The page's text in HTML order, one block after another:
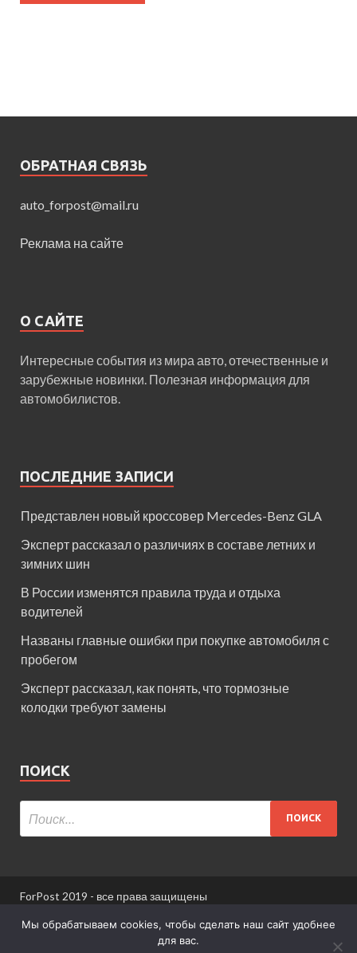
ОБРАТНАЯ СВЯЗЬ
auto_forpost@mail.ru
Реклама на сайте
О САЙТЕ
Интересные события из мира авто, отечественные и
зарубежные новинки. Полезная информация для
автомобилистов.
ПОСЛЕДНИЕ ЗАПИСИ
Представлен новый кроссовер Mercedes-Benz GLA
Эксперт рассказал о различиях в составе летних и
зимних шин
В России изменятся правила труда и отдыха
водителей
Названы главные ошибки при покупке автомобиля с
пробегом
Эксперт рассказал, как понять, что тормозные
колодки требуют замены
ПОИСК
ForPost 2019 - все права защищены
При использовании материалов сайта ссылка
Мы обрабатываем cookies, чтобы сделать наш сайт удобнее
для вас.